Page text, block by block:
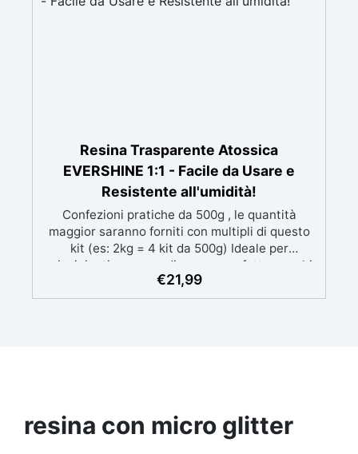
Resina Trasparente Atossica
EVERSHINE 1:1 - Facile da Usare e
Resistente all'umidità!
Confezioni pratiche da 500g , le quantità
maggior saranno forniti con multipli di questo
kit (es: 2kg = 4 kit da 500g) Ideale per
principianti: a prova di errore, perfetta per chi
inizia. Sempre lucida: garantisce una finitura
brillante e uniforme in ogni condizione.
€21,99
resina con micro glitter